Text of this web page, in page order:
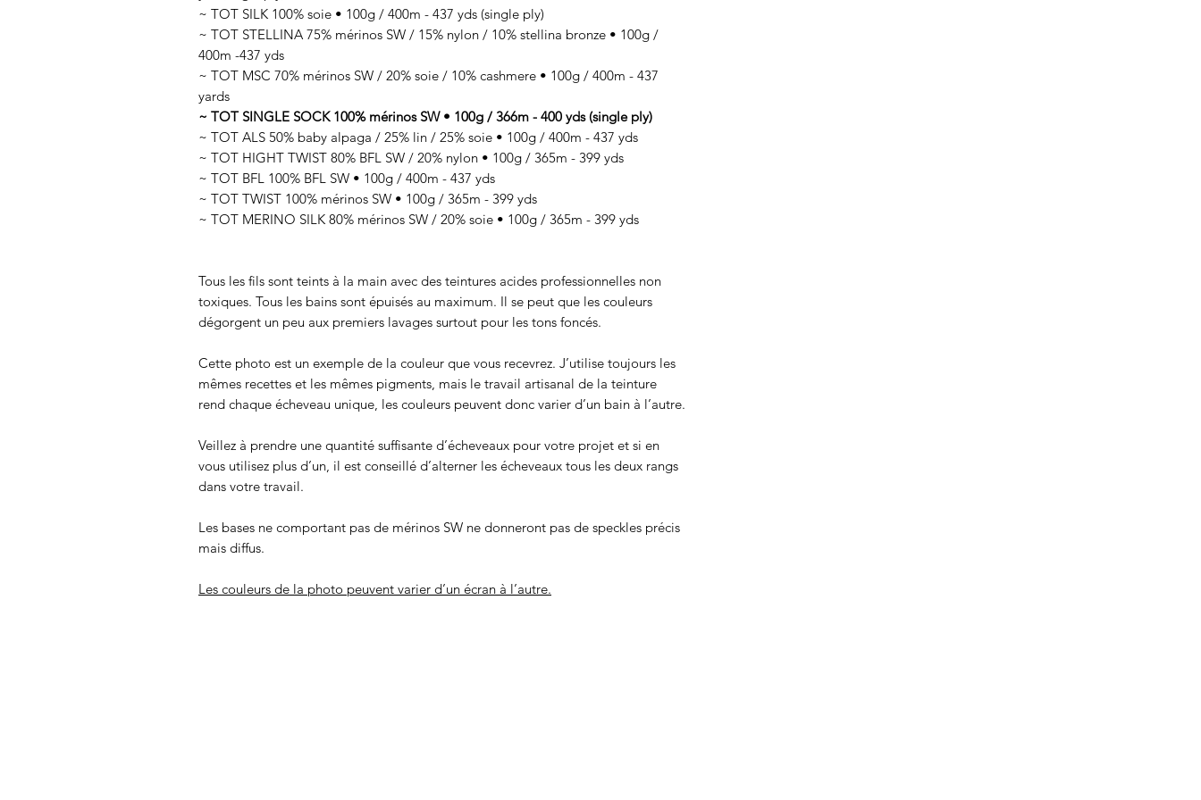
~ TOT SILK 100% soie • 100g / 400m - 437 yds (single ply)
~ TOT STELLINA 75% mérinos SW / 15% nylon / 10% stellina bronze • 100g /
400m -437 yds
~ TOT MSC 70% mérinos SW / 20% soie / 10% cashmere • 100g / 400m - 437
yards
~ TOT SINGLE SOCK 100% mérinos SW • 100g / 366m - 400 yds (single ply)
~ TOT ALS 50% baby alpaga / 25% lin / 25% soie • 100g / 400m - 437 yds
~ TOT HIGHT TWIST 80% BFL SW / 20% nylon • 100g / 365m - 399 yds
~ TOT BFL 100% BFL SW • 100g / 400m - 437 yds
~ TOT TWIST 100% mérinos SW • 100g / 365m - 399 yds
~ TOT MERINO SILK 80% mérinos SW / 20% soie • 100g / 365m - 399 yds
Tous les fils sont teints à la main avec des teintures acides professionnelles non
toxiques. Tous les bains sont épuisés au maximum. Il se peut que les couleurs
dégorgent un peu aux premiers lavages surtout pour les tons foncés.
Cette photo est un exemple de la couleur que vous recevrez. J’utilise toujours les
mêmes recettes et les mêmes pigments, mais le travail artisanal de la teinture
rend chaque écheveau unique, les couleurs peuvent donc varier d’un bain à l’autre.
Veillez à prendre une quantité suffisante d’écheveaux pour votre projet et si en
vous utilisez plus d’un, il est conseillé d’alterner les écheveaux tous les deux rangs
dans votre travail.
Les bases ne comportant pas de mérinos SW ne donneront pas de speckles précis
mais diffus.
Les couleurs de la photo peuvent varier d’un écran à l’autre.